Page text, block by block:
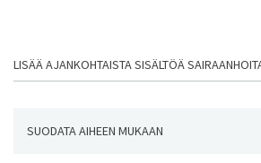
LISÄÄ AJANKOHTAISTA SISÄLTÖÄ
SUODATA AIHEEN MUKAAN